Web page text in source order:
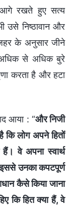
रखते हुए सत्य
उसे निष्ठावान और
जहर के अनुसार जीने
से अधिक बुरे
करता है और हटा
आया : “और निजी
लोग अपने हितों
हैं। वे अपना स्‍वार्थ
उनका कपटपूर्ण
कैसे किया जाना
कि हित क्या हैं, वे